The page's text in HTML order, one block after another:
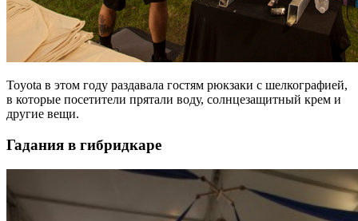
Toyota в этом году раздавала гостям рюкзаки с шелкографией,
в которые посетители прятали воду, солнцезащитный крем и
другие вещи.
Гадания в гибридкаре